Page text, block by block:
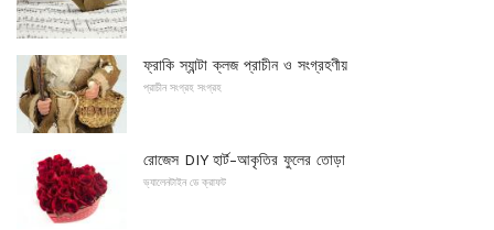
ফ্রাকি স্যান্টা ক্লজ প্রাচীন ও সংগ্রহণীয়
প্রাচীন সংগ্রহ সংগ্রহ
রোজেস DIY হার্ট-আকৃতির ফুলের তোড়া
ভ্যালেনটাইন ডে ক্রাফট